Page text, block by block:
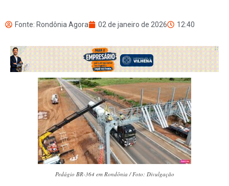
Fonte: Rondônia Agora 02 de janeiro de 2026 12:40
Pedágio BR-364 em Rondônia / Foto: Divulgação